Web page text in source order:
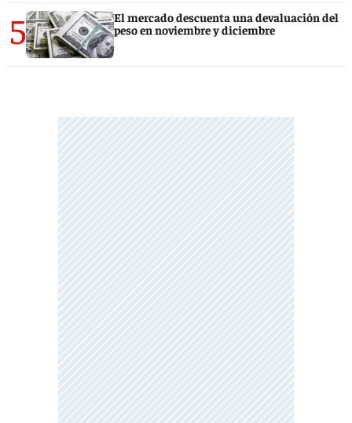
5
El mercado descuenta una devaluación del
peso en noviembre y diciembre